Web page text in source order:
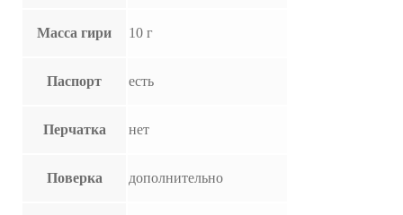
Масса гири 10 г
Паспорт есть
Перчатка нет
Поверка дополнительно